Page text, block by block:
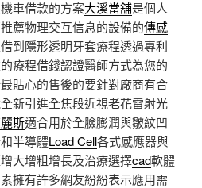
車借款的方案大溪當舖是個人
薦物理交互信息的設備的傳感
到隱形透明牙套療程透過專利
療程借錢認證醫師方式為您的
貼心的售後的要針對廠商有合
新引進全焦段近視老花雷射光
斯適合用於全臉膨潤與皺紋凹
半導體Load Cell各式感應器與
大增粗增長及治療選擇cad軟體
擁有許多網友紛紛表示應用需